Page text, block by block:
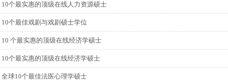
10个最实惠的顶级在线人力资源硕士
10个最佳戏剧与戏剧硕士学位
10 个最实惠的顶级在线经济学硕士
10个最实惠的顶级在线经济学硕士
全球10个最佳法医心理学硕士